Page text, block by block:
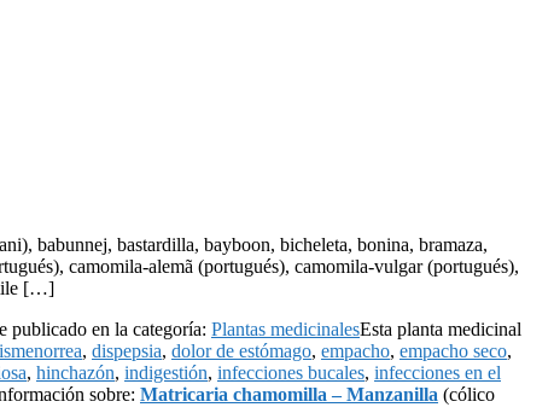
babunnej, bastardilla, bayboon, bicheleta, bonina, bramaza,
camomila-alemã (portugués), camomila-vulgar (portugués),
[…]
publicado en la categoría: Plantas medicinalesEsta planta medicinal
, dispepsia, dolor de estómago, empacho, empacho seco,
, hinchazón, indigestión, infecciones bucales, infecciones en el
sobre: Matricaria chamomilla – Manzanilla (cólico